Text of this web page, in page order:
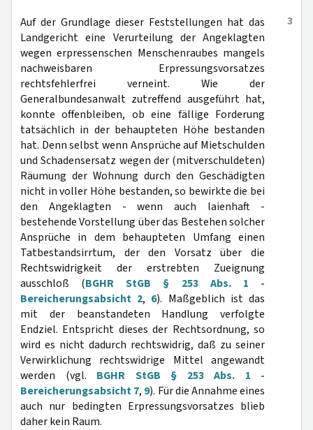
3
Auf der Grundlage dieser Feststellungen hat das
Landgericht eine Verurteilung der Angeklagten
wegen erpressenschen Menschenraubes mangels
nachweisbaren Erpressungsvorsatzes
rechtsfehlerfrei verneint. Wie der
Generalbundesanwalt zutreffend ausgeführt hat,
konnte offenbleiben, ob eine fällige Forderung
tatsächlich in der behaupteten Höhe bestanden
hat. Denn selbst wenn Ansprüche auf Mietschulden
und Schadensersatz wegen der (mitverschuldeten)
Räumung der Wohnung durch den Geschädigten
nicht in voller Höhe bestanden, so bewirkte die bei
den Angeklagten - wenn auch laienhaft -
bestehende Vorstellung über das Bestehen solcher
Ansprüche in dem behaupteten Umfang einen
Tatbestandsirrtum, der den Vorsatz über die
Rechtswidrigkeit der erstrebten Zueignung
ausschloß (BGHR StGB § 253 Abs. 1 -
Bereicherungsabsicht 2, 6). Maßgeblich ist das
mit der beanstandeten Handlung verfolgte
Endziel. Entspricht dieses der Rechtsordnung, so
wird es nicht dadurch rechtswidrig, daß zu seiner
Verwirklichung rechtswidrige Mittel angewandt
werden (vgl. BGHR StGB § 253 Abs. 1 -
Bereicherungsabsicht 7, 9). Für die Annahme eines
auch nur bedingten Erpressungsvorsatzes blieb
daher kein Raum.